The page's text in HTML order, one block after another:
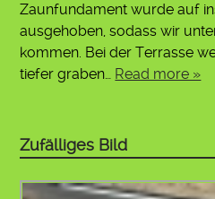
Zaunfundament wurde auf
ausgehoben, sodass wir
kommen. Bei der Terrasse
tiefer graben… Read more »
Zufälliges Bild